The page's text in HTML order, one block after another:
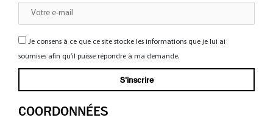
Je consens à ce que ce site stocke les informations que je lui ai
soumises afin qu’il puisse répondre à ma demande.
COORDONNÉES